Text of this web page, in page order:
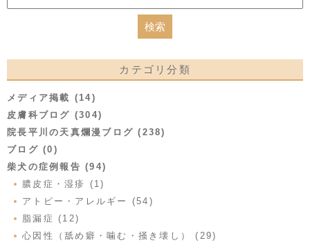
カテゴリ分類
メディア掲載 (14)
皮膚科ブログ (304)
院長平川の天真爛漫ブログ (238)
ブログ (0)
柴犬の症例報告 (94)
膿皮症・湿疹 (1)
アトピー・アレルギー (54)
脂漏症 (12)
心因性（舐め癖・噛む・掻き壊し） (29)